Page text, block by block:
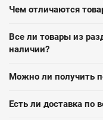
Чем отличаются
Все ли товары из
наличии?
Можно ли получить
Есть ли доставка по